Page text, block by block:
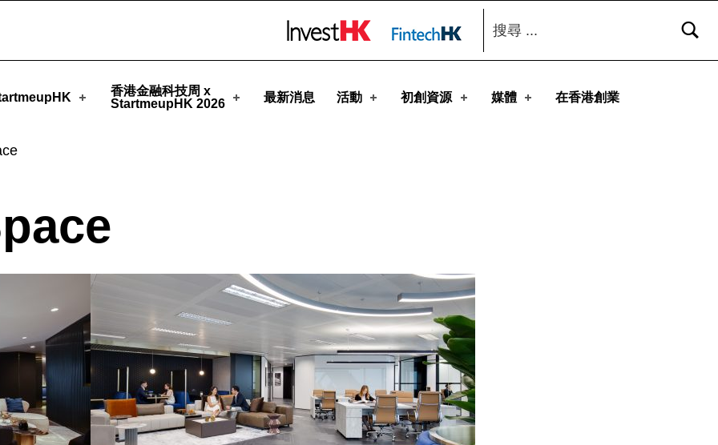
香港金融科技周 x
StartmeupHK 2026
最新消息 活動 初創資源 媒體 在香港創業
搜尋：